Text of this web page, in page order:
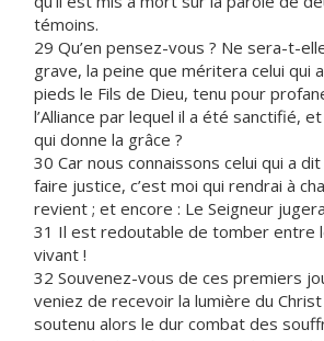
témoins.
29 Qu’en pensez-vous ? Ne sera-t-
grave, la peine que méritera celui qui
pieds le Fils de Dieu, tenu pour
l’Alliance par lequel il a été sanctifié,
qui donne la grâce ?
30 Car nous connaissons celui qui a dit
faire justice, c’est moi qui rendrai à
revient ; et encore : Le Seigneur
31 Il est redoutable de tomber entre
vivant !
32 Souvenez-vous de ces premiers
veniez de recevoir la lumière du
soutenu alors le dur combat des